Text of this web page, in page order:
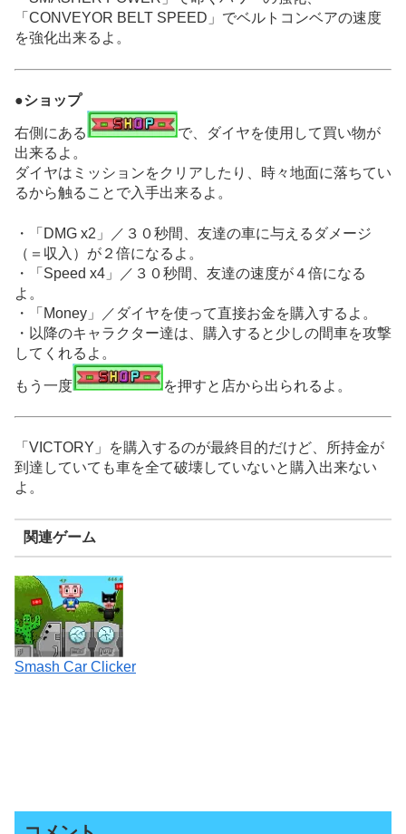
「CONVEYOR BELT SPEED」でベルトコンベアの速度
を強化出来るよ。
●ショップ
右側にある
で、ダイヤを使用して買い物が
出来るよ。
ダイヤはミッションをクリアしたり、時々地面に落ちてい
るから触ることで入手出来るよ。
・「DMG x2」／３０秒間、友達の車に与えるダメージ
（＝収入）が２倍になるよ。
・「Speed x4」／３０秒間、友達の速度が４倍になる
よ。
・「Money」／ダイヤを使って直接お金を購入するよ。
・以降のキャラクター達は、購入すると少しの間車を攻撃
してくれるよ。
もう一度 を押すと店から出られるよ。
「VICTORY」を購入するのが最終目的だけど、所持金が
到達していても車を全て破壊していないと購入出来ない
よ。
関連ゲーム
Smash Car Clicker